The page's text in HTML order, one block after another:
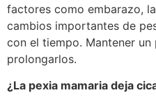
factores como embarazo,
cambios importantes de
con el tiempo. Mantener un
prolongarlos.
¿La pexia mamaria deja